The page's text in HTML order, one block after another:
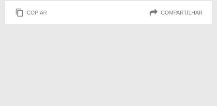
COPIAR COMPARTILHAR